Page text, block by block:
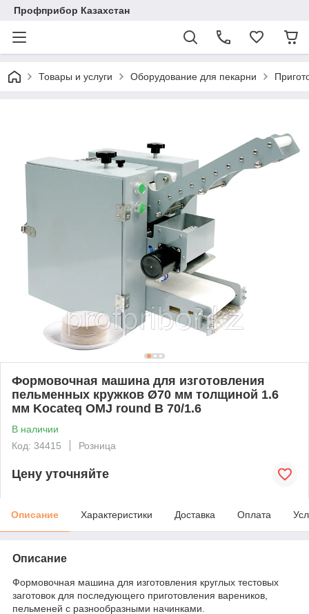
Профприбор Казахстан
Товары и услуги Оборудование для пекарни
Формовочная машина для изготовления
пельменных кружков Ø70 мм толщиной 1.6
мм Kocateq OMJ round B 70/1.6
В наличии
Код: 34415
Розница
Цену уточняйте
Описание Характеристики Доставка Оплата
Описание
Формовочная машина для изготовления круглых тестовых
заготовок для последующего приготовления вареников,
пельменей с разнообразными начинками.